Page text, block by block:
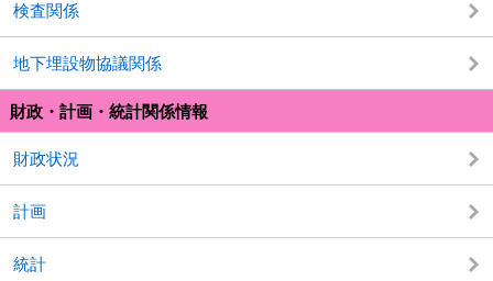
検査関係
地下埋設物協議関係
財政・計画・統計関係情報
財政状況
計画
統計